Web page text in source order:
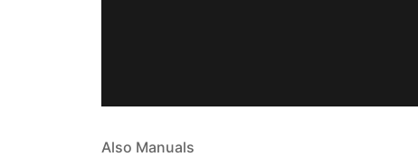
Also Manuals